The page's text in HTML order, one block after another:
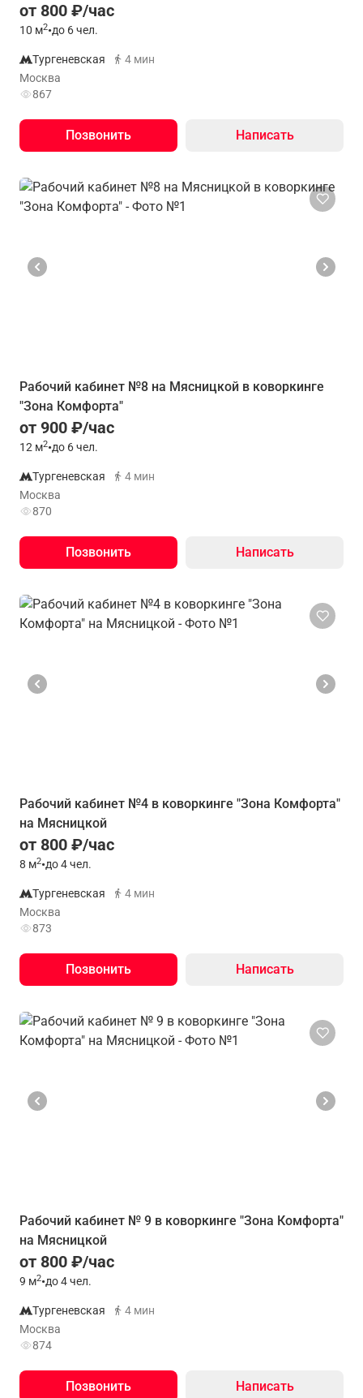
от 800 ₽/час
10 м2•до 6 чел.
Тургеневская
4 мин
Москва
867
Позвонить Написать
Рабочий кабинет №8 на Мясницкой в коворкинге
"Зона Комфорта"
от 900 ₽/час
12 м2•до 6 чел.
Тургеневская
4 мин
Москва
870
Позвонить Написать
Рабочий кабинет №4 в коворкинге "Зона Комфорта"
на Мясницкой
от 800 ₽/час
8 м2•до 4 чел.
Тургеневская
4 мин
Москва
873
Позвонить Написать
Рабочий кабинет № 9 в коворкинге "Зона Комфорта"
на Мясницкой
от 800 ₽/час
9 м2•до 4 чел.
Тургеневская
4 мин
Москва
874
Позвонить Написать